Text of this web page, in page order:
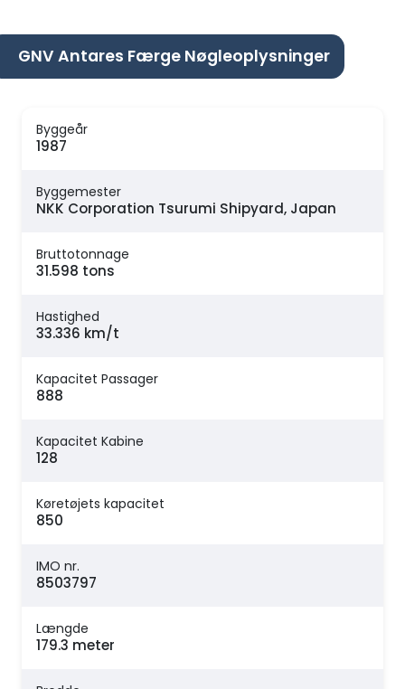
GNV Antares Færge Nøgleoplysninger
Byggeår
1987
Byggemester
NKK Corporation Tsurumi Shipyard, Japan
Bruttotonnage
31.598 tons
Hastighed
33.336 km/t
Kapacitet Passager
888
Kapacitet Kabine
128
Køretøjets kapacitet
850
IMO nr.
8503797
Længde
179.3 meter